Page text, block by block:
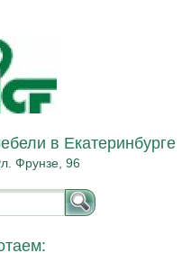
в Екатеринбурге
Фрунзе, 96